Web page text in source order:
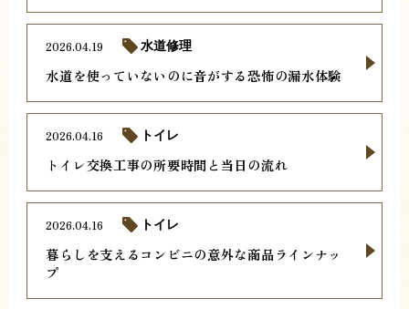
水道を使っていないのに音がする恐怖の漏水体験
2026.04.19 水道修理
トイレ交換工事の所要時間と当日の流れ
2026.04.16 トイレ
暮らしを支えるコンビニの意外な商品ラインナッ
プ
2026.04.16 トイレ